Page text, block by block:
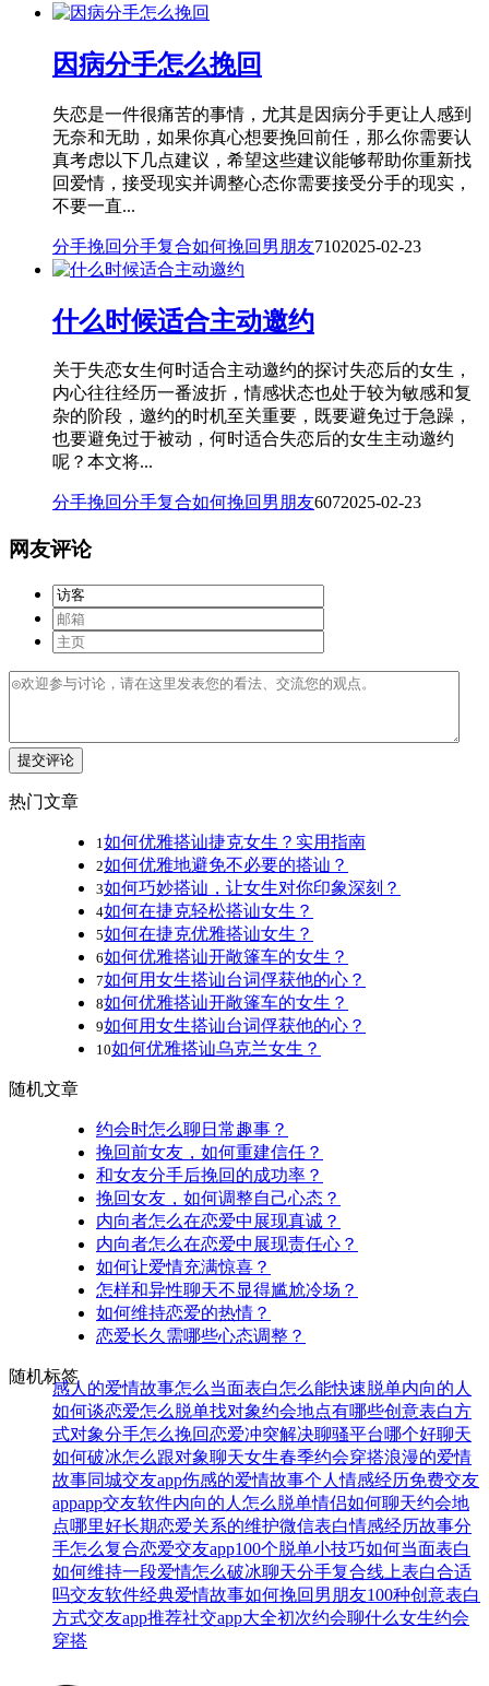
因病分手怎么挽回
失恋是一件很痛苦的事情，尤其是因病分手更让人感到
无奈和无助，如果你真心想要挽回前任，那么你需要认
真考虑以下几点建议，希望这些建议能够帮助你重新找
回爱情，接受现实并调整心态你需要接受分手的现实，
不要一直...
分手挽回分手复合如何挽回男朋友7102025-02-23
什么时候适合主动邀约
关于失恋女生何时适合主动邀约的探讨失恋后的女生，
内心往往经历一番波折，情感状态也处于较为敏感和复
杂的阶段，邀约的时机至关重要，既要避免过于急躁，
也要避免过于被动，何时适合失恋后的女生主动邀约
呢？本文将...
分手挽回分手复合如何挽回男朋友6072025-02-23
网友评论
提交评论
热门文章
1 如何优雅搭讪捷克女生？实用指南
2如何优雅地避免不必要的搭讪？
3如何巧妙搭讪，让女生对你印象深刻？
4如何在捷克轻松搭讪女生？
5如何在捷克优雅搭讪女生？
6如何优雅搭讪开敞篷车的女生？
7如何用女生搭讪台词俘获他的心？
8如何优雅搭讪开敞篷车的女生？
9如何用女生搭讪台词俘获他的心？
10如何优雅搭讪乌克兰女生？
随机文章
约会时怎么聊日常趣事？
挽回前女友，如何重建信任？
和女友分手后挽回的成功率？
挽回女友，如何调整自己心态？
内向者怎么在恋爱中展现真诚？
内向者怎么在恋爱中展现责任心？
如何让爱情充满惊喜？
怎样和异性聊天不显得尴尬冷场？
如何维持恋爱的热情？
恋爱长久需哪些心态调整？
随机标签
感人的爱情故事怎么当面表白怎么能快速脱单内向的人
如何谈恋爱怎么脱单找对象约会地点有哪些创意表白方
式对象分手怎么挽回恋爱冲突解决聊骚平台哪个好聊天
如何破冰怎么跟对象聊天女生春季约会穿搭浪漫的爱情
故事同城交友app伤感的爱情故事个人情感经历免费交友
appapp交友软件内向的人怎么脱单情侣如何聊天约会地
点哪里好长期恋爱关系的维护微信表白情感经历故事分
手怎么复合恋爱交友app100个脱单小技巧如何当面表白
如何维持一段爱情怎么破冰聊天分手复合线上表白合适
吗交友软件经典爱情故事如何挽回男朋友100种创意表白
方式交友app推荐社交app大全初次约会聊什么女生约会
穿搭